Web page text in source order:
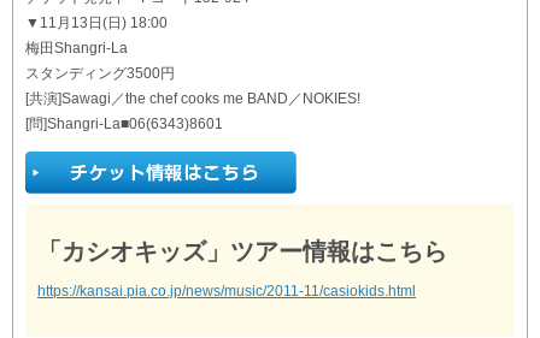
▼11月13日(日) 18:00
梅田Shangri-La
スタンディング3500円
[共演]Sawagi／the chef cooks me BAND／NOKIES!
[問]Shangri-La■06(6343)8601
「カシオキッズ」ツアー情報はこちら
https://kansai.pia.co.jp/news/music/2011-11/casiokids.html